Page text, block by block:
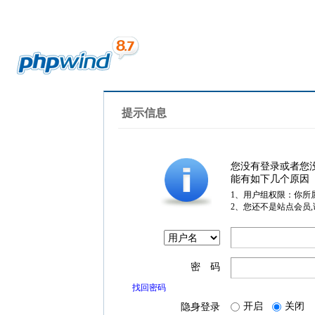
提示信息
您没有登录或者您
能有如下几个原因
1、用户组权限：你所
2、您还不是站点会员
密 码
找回密码
隐身登录 开启 关闭